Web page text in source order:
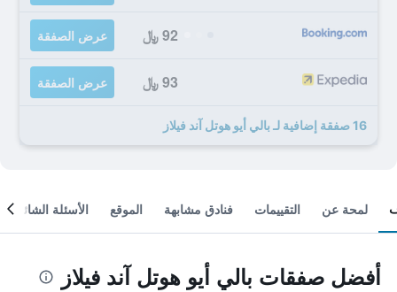
92 ﷼ عرض الصفقة
93 ﷼ عرض الصفقة
16 صفقة إضافية لـ بالي أيو هوتل آند فيلاز
لمحة عن التقييمات فنادق مشابهة الموقع الأسئلة الشائعة
أفضل صفقات بالي أيو هوتل آند فيلاز